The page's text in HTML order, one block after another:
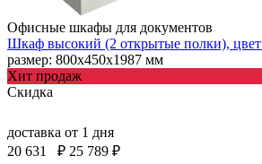
Офисные шкафы для документов
Шкаф высокий (2 открытые полки), цвет
размер: 800х450х1987 мм
Хит продаж
Скидка
доставка от 1 дня
20 631
₽ 25 789 ₽